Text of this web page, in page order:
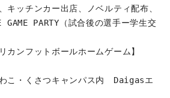
キッチンカー出店、ノベルティ配布、
GAME PARTY（試合後の選手ー学生交
カンフットボールホームゲーム】
こ・くさつキャンパス内 Daigasエ